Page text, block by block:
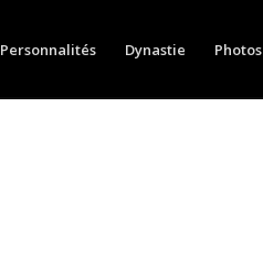
Personnalités Dynastie Photos